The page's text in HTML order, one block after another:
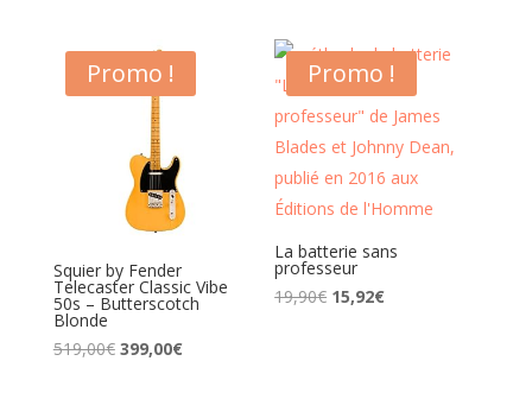
Promo !
Squier by Fender
Telecaster Classic Vibe
50s – Butterscotch
Blonde
519,00€ Le
399,00€Le
Promo !
La batterie sans
professeur
19,90€ Le
15,92€Le